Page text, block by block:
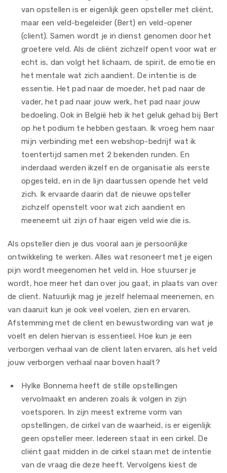
van opstellen is er eigenlijk geen opsteller met cliënt,
maar een veld-begeleider (Bert) en veld-opener
(client). Samen wordt je in dienst genomen door het
groetere veld. Als de cliënt zichzelf opent voor wat er
echt is, dan volgt het lichaam, de spirit, de emotie en
het mentale wat zich aandient. De intentie is de
essentie. Het pad naar de moeder, het pad naar de
vader, het pad naar jouw werk, het pad naar jouw
bedoeling. Ook in België heb ik het geluk gehad bij Bert
op het podium te hebben gestaan. Ik vroeg hem naar
mijn verbinding met een webshop-bedrijf wat ik
toentertijd samen met 2 bekenden runden. En
inderdaad werden ikzelf en de organisatie als eerste
opgesteld, en in de lijn daartussen opende het veld
zich. Ik ervaarde daarin dat de nieuwe opsteller
zichzelf openstelt voor wat zich aandient en
meeneemt uit zijn of haar eigen veld wie die is.
Als opsteller dien je dus vooral aan je persoonlijke
ontwikkeling te werken. Alles wat resoneert met je eigen
pijn wordt meegenomen het veld in. Hoe stuurser je
wordt, hoe meer het dan over jou gaat, in plaats van over
de client. Natuurlijk mag je jezelf helemaal meenemen, en
van daaruit kun je ook veel voelen, zien en ervaren.
Afstemming met de client en bewustwording van wat je
voelt en delen hiervan is essentieel. Hoe kun je een
verborgen verhaal van de client laten ervaren, als het veld
jouw verborgen verhaal naar boven haalt?
Hylke Bonnema heeft de stille opstellingen
vervolmaakt en anderen zoals ik volgen in zijn
voetsporen. In zijn meest extreme vorm van
opstellingen, de cirkel van de waarheid, is er eigenlijk
geen opsteller meer. Iedereen staat in een cirkel. De
cliënt gaat midden in de cirkel staan met de intentie
van de vraag die deze heeft. Vervolgens kiest de